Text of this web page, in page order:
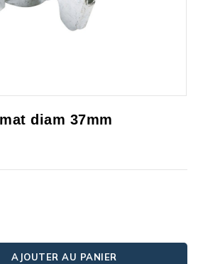
diam 37mm
AJOUTER AU PANIER